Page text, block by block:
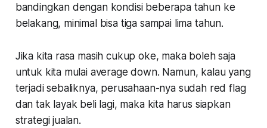
bandingkan dengan kondisi beberapa tahun ke
belakang, minimal bisa tiga sampai lima tahun.
Jika kita rasa masih cukup oke, maka boleh saja
untuk kita mulai average down. Namun, kalau yang
terjadi sebaliknya, perusahaan-nya sudah red flag
dan tak layak beli lagi, maka kita harus siapkan
strategi jualan.